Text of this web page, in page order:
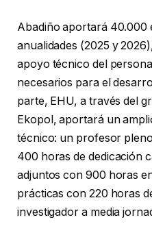
Abadiño aportará 40.000
anualidades (2025 y
apoyo técnico del
necesarios para el
parte, EHU, a través del
Ekopol, aportará un
técnico: un profesor
400 horas de dedicación
adjuntos con 900 horas
prácticas con 220 horas
investigador a media